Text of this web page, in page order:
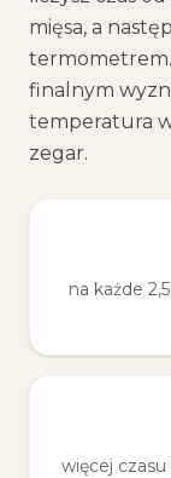
mięsa, a
termometrem.
finalnym
temperatura
zegar.
na każde
więcej czasu